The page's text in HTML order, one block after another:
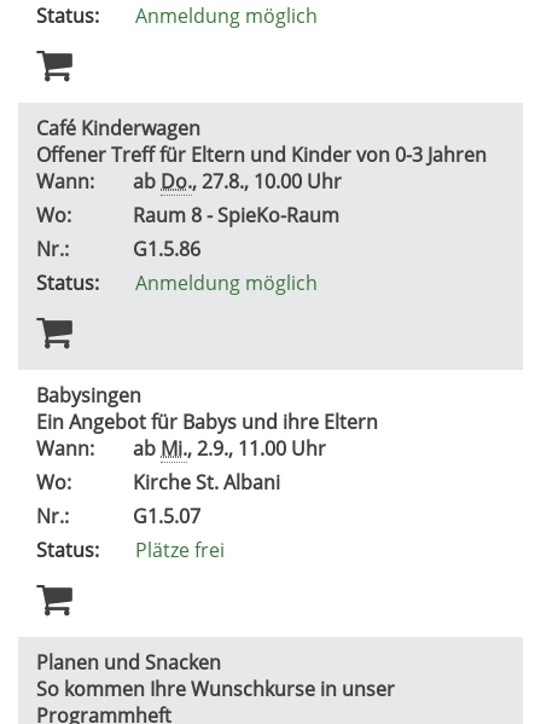
Status:
Anmeldung möglich
Café Kinderwagen
Offener Treff für Eltern und Kinder von 0-3 Jahren
Wann:
ab Do., 27.8., 10.00 Uhr
Wo:
Raum 8 - SpieKo-Raum
Nr.:
G1.5.86
Status:
Anmeldung möglich
Babysingen
Ein Angebot für Babys und ihre Eltern
Wann:
ab Mi., 2.9., 11.00 Uhr
Wo:
Kirche St. Albani
Nr.:
G1.5.07
Status:
Plätze frei
Planen und Snacken
So kommen Ihre Wunschkurse in unser
Programmheft